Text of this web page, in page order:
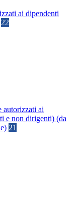
ai dipendenti
22
autorizzati ai
e non dirigenti) (da
21